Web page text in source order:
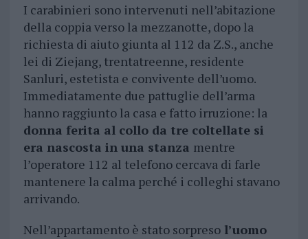
I carabinieri sono intervenuti nell’abitazione
della coppia verso la mezzanotte, dopo la
richiesta di aiuto giunta al 112 da Z.S., anche
lei di Ziejang, trentatreenne, residente
Sanluri, estetista e convivente dell’uomo.
Immediatamente due pattuglie dell’arma
hanno raggiunto la casa e fatto irruzione: la
donna ferita al collo da tre coltellate si
era nascosta in una stanza mentre
l’operatore 112 al telefono cercava di farle
mantenere la calma perché i colleghi stavano
arrivando.
Nell’appartamento è stato sorpresol’uomo